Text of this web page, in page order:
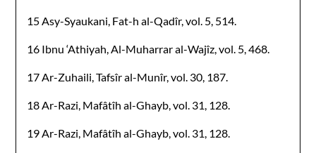
15 Asy-Syaukani, Fat-h al-Qadîr, vol. 5, 514.
16 Ibnu ‘Athiyah, Al-Muharrar al-Wajîz, vol. 5, 468.
17 Ar-Zuhaili, Tafsîr al-Munîr, vol. 30, 187.
18 Ar-Razi, Mafâtîh al-Ghayb, vol. 31, 128.
19 Ar-Razi, Mafâtîh al-Ghayb, vol. 31, 128.